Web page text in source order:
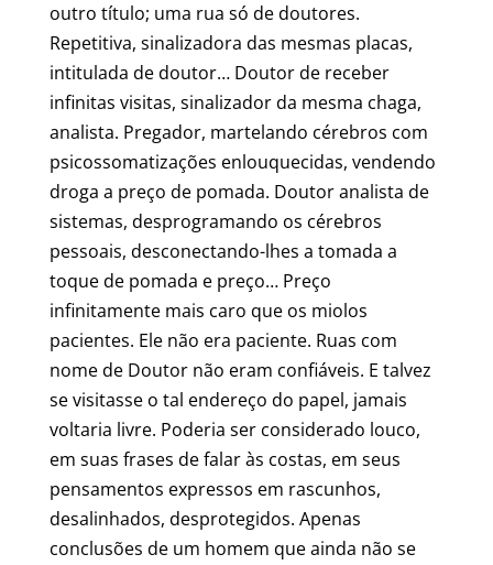
outro título; uma rua só de doutores.
Repetitiva, sinalizadora das mesmas placas,
intitulada de doutor… Doutor de receber
infinitas visitas, sinalizador da mesma chaga,
analista. Pregador, martelando cérebros com
psicossomatizações enlouquecidas, vendendo
droga a preço de pomada. Doutor analista de
sistemas, desprogramando os cérebros
pessoais, desconectando-lhes a tomada a
toque de pomada e preço… Preço
infinitamente mais caro que os miolos
pacientes. Ele não era paciente. Ruas com
nome de Doutor não eram confiáveis. E talvez
se visitasse o tal endereço do papel, jamais
voltaria livre. Poderia ser considerado louco,
em suas frases de falar às costas, em seus
pensamentos expressos em rascunhos,
desalinhados, desprotegidos. Apenas
conclusões de um homem que ainda não se